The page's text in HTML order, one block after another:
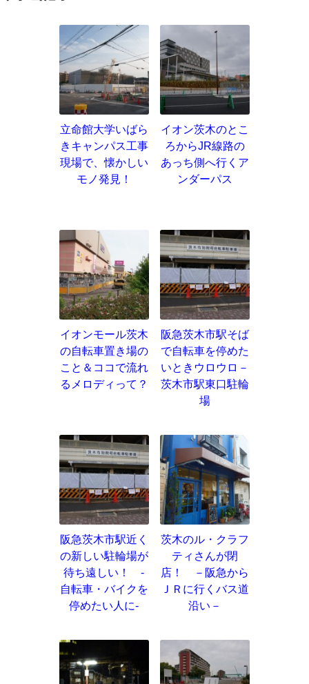
立命館大学いばら
きキャンパス工事
現場で、懐かしい
モノ発見！
イオン茨木のとこ
ろからJR線路の
あっち側へ行くア
ンダーパス
イオンモール茨木
の自転車置き場の
こと＆ココで流れ
るメロディって？
阪急茨木市駅そば
で自転車を停めた
いときウロウロ－
茨木市駅東口駐輪
場
阪急茨木市駅近く
の新しい駐輪場が
待ち遠しい！ ‐
自転車・バイクを
停めたい人に‐
茨木のル・クラフ
ティさんが閉
店！ －阪急から
ＪＲに行くバス道
沿い－